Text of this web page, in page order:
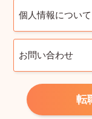
個人情報について
お問い合わせ
転